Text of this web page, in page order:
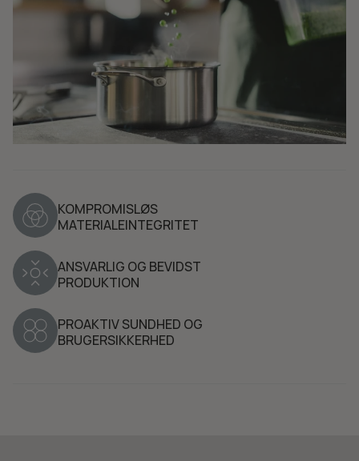
KOMPROMISLØS
MATERIALEINTEGRITET
ANSVARLIG OG BEVIDST
PRODUKTION
PROAKTIV SUNDHED OG
BRUGERSIKKERHED